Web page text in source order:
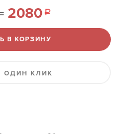
2080
В КОРЗИНУ
ОДИН КЛИК